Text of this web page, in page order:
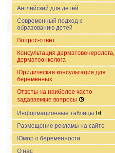
Английский для детей
Современный подход к
образованию детей
Вопрос-ответ
Консультация дерматовенеролога,
дерматоонколога
Юридическая консультация для
беременных
Ответы на наиболее часто
задаваемые вопросы
Информационные таблицы
Размещение рекламы на сайте
Юмор о беременности
О нас